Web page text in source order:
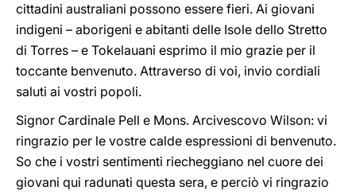
cittadini australiani possono essere fieri. Ai giovani
indigeni – aborigeni e abitanti delle Isole dello Stretto
di Torres – e Tokelauani esprimo il mio grazie per il
toccante benvenuto. Attraverso di voi, invio cordiali
saluti ai vostri popoli.
Signor Cardinale Pell e Mons. Arcivescovo Wilson: vi
ringrazio per le vostre calde espressioni di benvenuto.
So che i vostri sentimenti riecheggiano nel cuore dei
giovani qui radunati questa sera, e perciò vi ringrazio